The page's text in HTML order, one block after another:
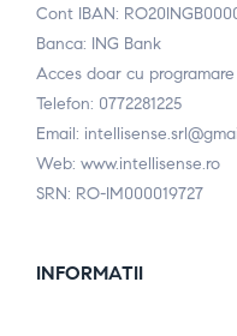
Cont IBAN:
Banca: ING Bank
Acces doar cu
Telefon: 0772281225
Email:
Web: www.intellisense.ro
SRN: RO-IM000019727
INFORMATII